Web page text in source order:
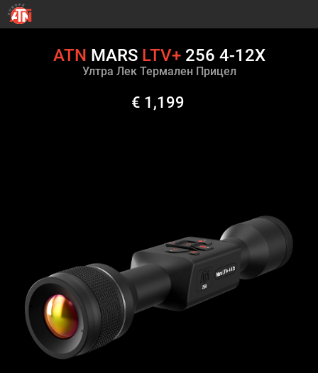
ATN MARS LTV+256 4-12X
Ултра Лек Термален Прицел
€ 1,199